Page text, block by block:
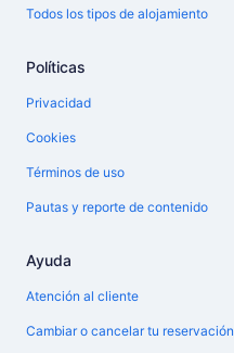
Todos los tipos de alojamiento
Políticas
Privacidad
Cookies
Términos de uso
Pautas y reporte de contenido
Ayuda
Atención al cliente
Cambiar o cancelar tu reservación